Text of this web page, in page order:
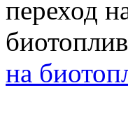
на